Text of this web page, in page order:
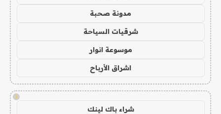
مدونة صحبة
شرقيات السياحة
موسوعة انوار
اشراق الأرباح
!
شراء باك لينك